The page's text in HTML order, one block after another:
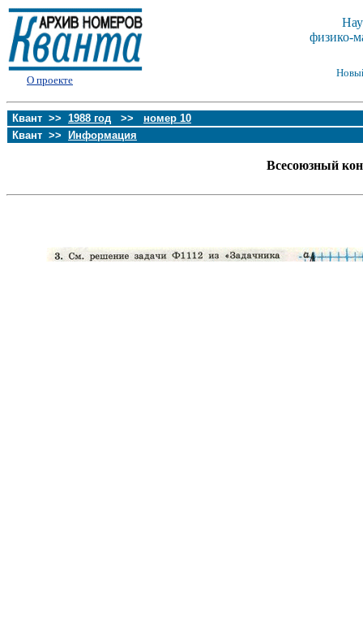
О проекте
физико-
Квант >> 1988 год >> номер 10
Квант >>
Информация
Всесоюзный